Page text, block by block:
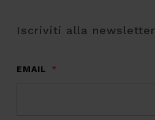
Iscriviti alla newsletter
EMAIL *